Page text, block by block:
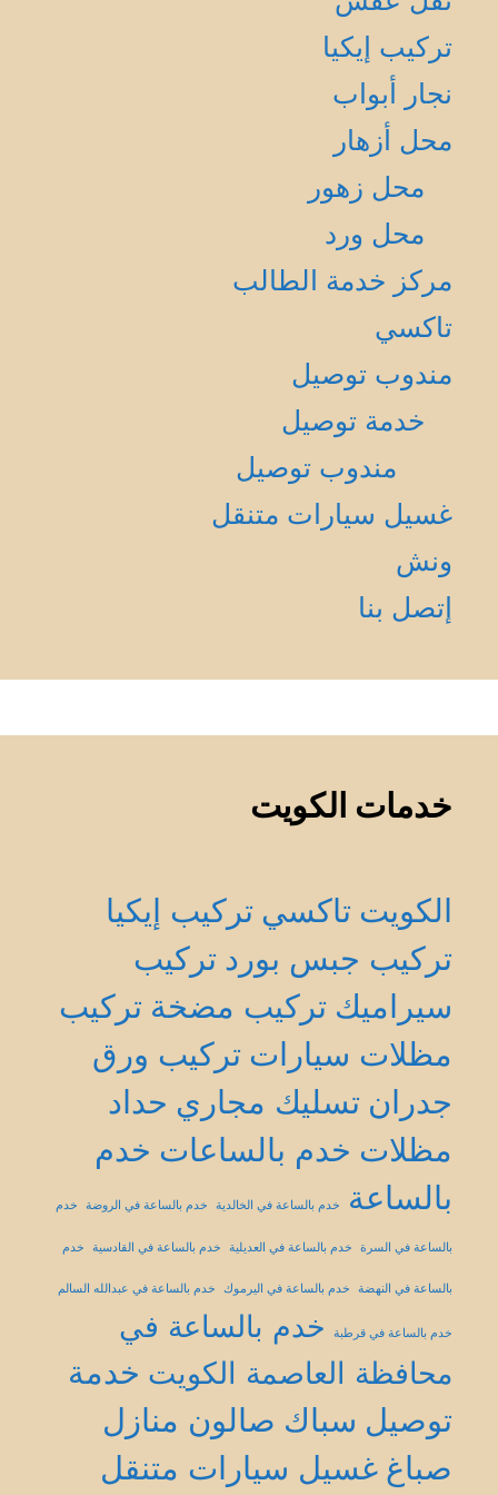
تركيب إيكيا
نجار أبواب
محل أزهار
محل زهور
محل ورد
مركز خدمة الطالب
تاكسي
مندوب توصيل
خدمة توصيل
مندوب توصيل
غسيل سيارات متنقل
ونش
إتصل بنا
خدمات الكويت
الكويت تاكسي تركيب إيكيا
تركيب جبس بورد تركيب
سيراميك تركيب مضخة تركيب
مظلات سيارات تركيب ورق
جدران تسليك مجاري حداد
مظلات خدم بالساعات خدم
بالساعة
خدم بالساعة في الخالدية خدم بالساعة في الروضة خدم
بالساعة في السرة خدم بالساعة في العديلية خدم بالساعة في القادسية خدم
بالساعة في النهضة خدم بالساعة في اليرموك خدم بالساعة في عبدالله السالم
خدم بالساعة في قرطبة
خدم بالساعة في
محافظة العاصمة الكويت خدمة
توصيل سباك صالون منازل
صباغ غسيل سيارات متنقل